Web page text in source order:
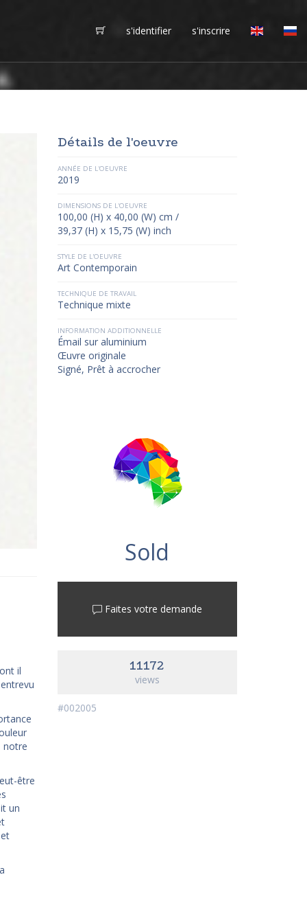
s'identifier s'inscrire
il
notre
être
un
Détails de l'oeuvre
ANNÉE DE L'OEUVRE
2019
DIMENSIONS DE L'OEUVRE
100,00 (H) x 40,00 (W) cm /
39,37 (H) x 15,75 (W) inch
STYLE DE L'OEUVRE
Art Contemporain
TECHNIQUE DE TRAVAIL
Technique mixte
INFORMATION ADDITIONNELLE
Émail sur aluminium
Œuvre originale
Signé, Prêt à accrocher
Sold
Faites votre demande
11172
views
#002005